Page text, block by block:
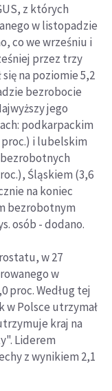
z których
w listopadzie
co we wrześniu i
przez trzy
na poziomie 5,2
bezrobocie
jego
podkarpackim
i lubelskim
Śląskiem (3,6
na koniec
bezrobotnym
osób - dodano.
w 27
w
proc. Według tej
w Polsce utrzymał
kraj na
Liderem
z wynikiem 2,1